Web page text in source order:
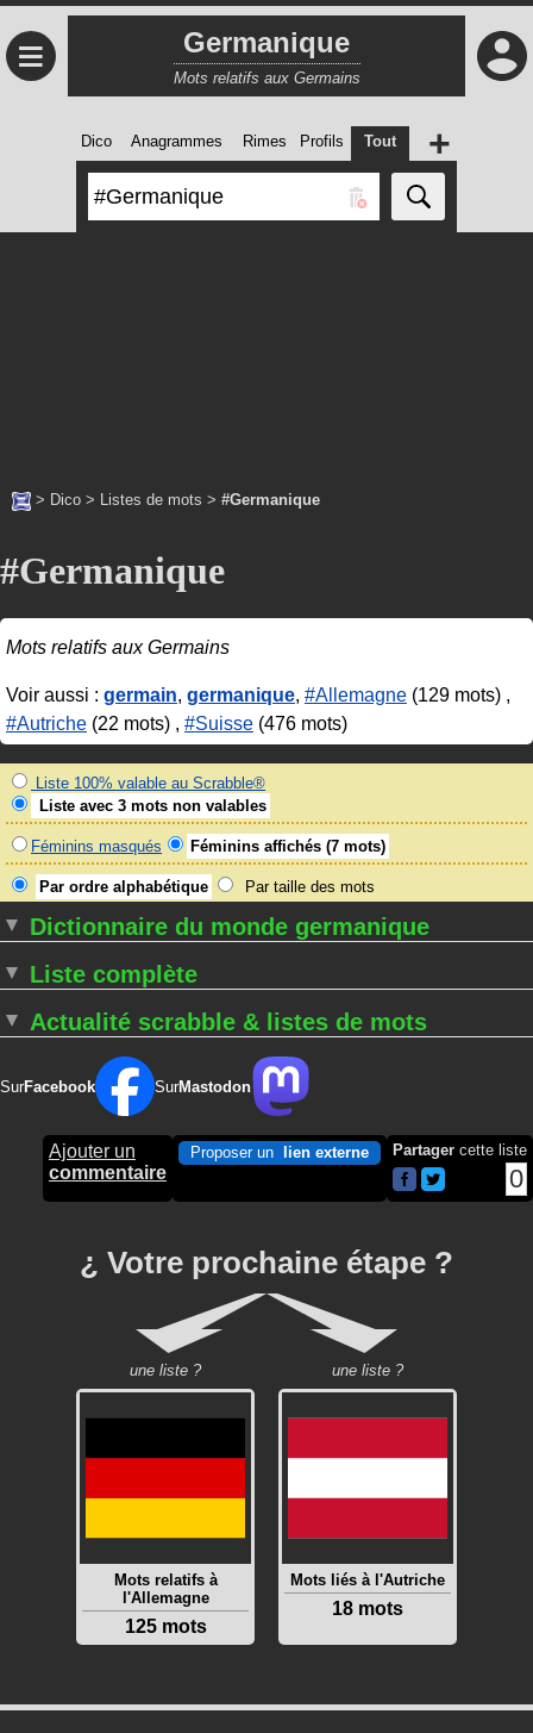
≡ Germanique
Mots relatifs aux Germains
Dico Anagrammes Rimes Profils Tout +
> Dico > Listes de mots > #Germanique
#Germanique
Mots relatifs aux Germains
Voir aussi : germain, germanique, #Allemagne (129 mots) ,
#Autriche (22 mots) , #Suisse (476 mots)
Liste 100% valable au Scrabble®
Liste avec 3 mots non valables
Féminins masqués Féminins affichés (7 mots)
Par ordre alphabétique Par taille des mots
Dictionnaire du monde germanique
Liste complète
Actualité scrabble & listes de mots
SurFacebook SurMastodon
Ajouter un
commentaire
Proposer un lien externe Partager cette liste
0
¿ Votre prochaine étape ?
une liste ?
Mots relatifs à
l'Allemagne
125 mots
une liste ?
Mots liés à l'Autriche
18 mots